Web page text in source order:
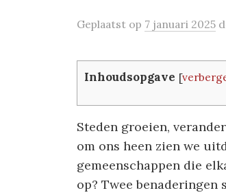
Geplaatst op 7 januari 2025
Inhoudsopgave [
Steden groeien,
om ons heen zien we
gemeenschappen die
op? Twee